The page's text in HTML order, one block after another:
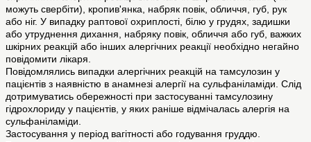
можуть свербіти), кропив'янка, набряк повік, обличчя, губ, рук
або ніг. У випадку раптової охриплості, білю у грудях, задишки
або утруднення дихання, набряку повік, обличчя або губ, важких
шкірних реакцій або інших алергічних реакції необхідно негайно
повідомити лікаря.
Повідомлялись випадки алергічних реакцій на тамсулозин у
пацієнтів з наявністю в анамнезі алергії на сульфаніламіди. Слід
дотримуватись обережності при застосуванні тамсулозину
гідрохлориду у пацієнтів, у яких раніше відмічалась алергія на
сульфаніламіди.
Застосування у період вагітності або годування груддю.